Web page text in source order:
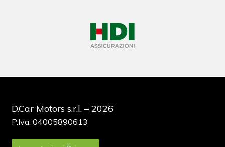
D.Car Motors s.r.l. – 2026
P.Iva: 04005890613